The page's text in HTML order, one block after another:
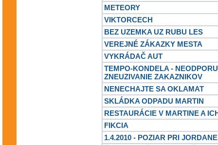
METEORY
VIKTORCECH
BEZ UZEMKA UZ RUBU LES
VEREJNÉ ZÁKAZKY MESTA
VYKRÁDAČ AUT
TEMPO-KONDELA -
ZNEUZIVANIE ZAKAZNIKOV
NENECHAJTE SA OKLAMAT
SKLÁDKA ODPADU MARTIN
RESTAURÁCIE V MARTINE A
FIKCIA
1.4.2010 - POZIAR PRI JORDANE